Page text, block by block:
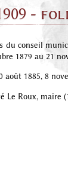
-
du conseil
1879 au 21
août 1885, 8
Le Roux, maire